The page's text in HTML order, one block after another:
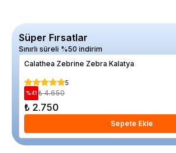
Süper Fırsatlar
Sınırlı süreli %50 indirim
Calathea Zebrine Zebra Kalatya
5
%41 ₺ 4.650
₺ 2.750
Sepete Ekle